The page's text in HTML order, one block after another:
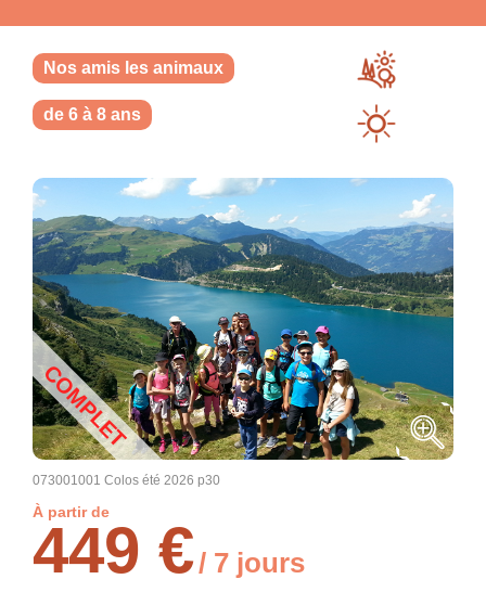
Nos amis les animaux
de 6 à 8 ans
COMPLET
073001001 Colos été 2026 p30
À partir de
449 €/ 7 jours